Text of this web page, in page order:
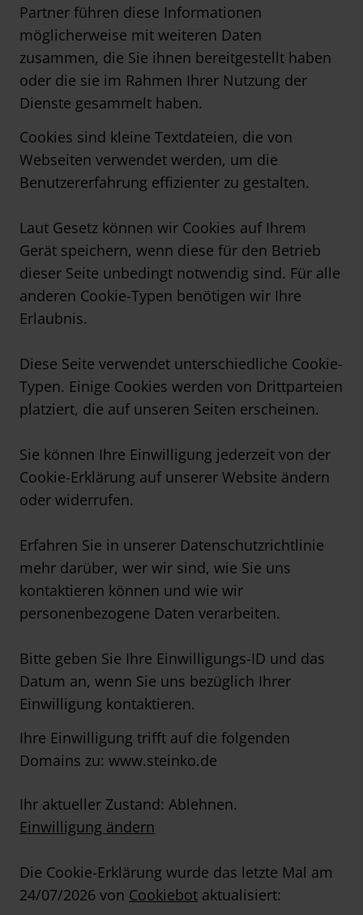
Partner führen diese Informationen
möglicherweise mit weiteren Daten
zusammen, die Sie ihnen bereitgestellt haben
oder die sie im Rahmen Ihrer Nutzung der
Dienste gesammelt haben.
Cookies sind kleine Textdateien, die von
Webseiten verwendet werden, um die
Benutzererfahrung effizienter zu gestalten.
Laut Gesetz können wir Cookies auf Ihrem
Gerät speichern, wenn diese für den Betrieb
dieser Seite unbedingt notwendig sind. Für alle
anderen Cookie-Typen benötigen wir Ihre
Erlaubnis.
Diese Seite verwendet unterschiedliche Cookie-
Typen. Einige Cookies werden von Drittparteien
platziert, die auf unseren Seiten erscheinen.
Sie können Ihre Einwilligung jederzeit von der
Cookie-Erklärung auf unserer Website ändern
oder widerrufen.
Erfahren Sie in unserer Datenschutzrichtlinie
mehr darüber, wer wir sind, wie Sie uns
kontaktieren können und wie wir
personenbezogene Daten verarbeiten.
Bitte geben Sie Ihre Einwilligungs-ID und das
Datum an, wenn Sie uns bezüglich Ihrer
Einwilligung kontaktieren.
Ihre Einwilligung trifft auf die folgenden
Domains zu: www.steinko.de
Ihr aktueller Zustand: Ablehnen.
Einwilligung ändern
Die Cookie-Erklärung wurde das letzte Mal am
24/07/2026 von Cookiebot aktualisiert: